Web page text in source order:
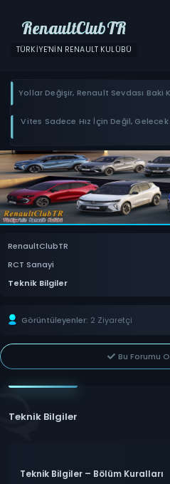
RenaultClubTR
TÜRKIYE'NIN RENAULT KULÜBÜ
Yollar Değişir, Renault Sevdası Baki
Vites Sadece Hız İçin Değil,
RenaultClubTR
RCT Sanayi
Teknik Bilgiler
Görüntüleyenler: 2 Ziyaretçi
Bu Forumu
Teknik Bilgiler
Teknik Bilgiler – Bölüm Kuralları